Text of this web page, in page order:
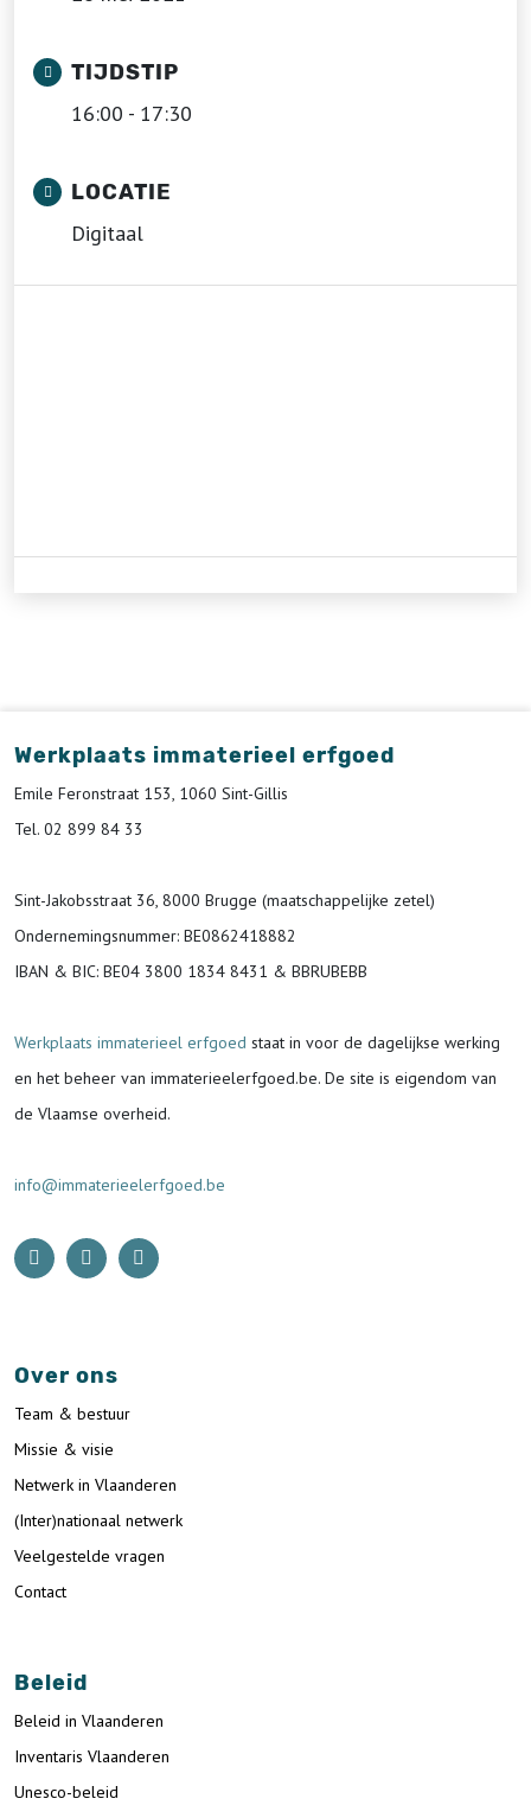
TIJDSTIP
16:00 - 17:30
LOCATIE
Digitaal
Werkplaats immaterieel erfgoed
Emile Feronstraat 153, 1060 Sint-Gillis
Tel. 02 899 84 33
Sint-Jakobsstraat 36, 8000 Brugge (maatschappelijke zetel)
Ondernemingsnummer: BE0862418882
IBAN & BIC: BE04 3800 1834 8431 & BBRUBEBB
Werkplaats immaterieel erfgoed staat in voor de dagelijkse werking
en het beheer van immaterieelerfgoed.be. De site is eigendom van
de Vlaamse overheid.
info@immaterieelerfgoed.be
Over ons
Team & bestuur
Missie & visie
Netwerk in Vlaanderen
(Inter)nationaal netwerk
Veelgestelde vragen
Contact
Beleid
Beleid in Vlaanderen
Inventaris Vlaanderen
Unesco-beleid